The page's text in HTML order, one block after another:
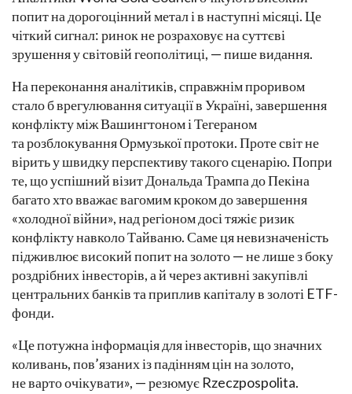
попит на дорогоцінний метал і в наступні місяці. Це
чіткий сигнал: ринок не розраховує на суттєві
зрушення у світовій геополітиці, — пише видання.
На переконання аналітиків, справжнім проривом
стало б врегулювання ситуації в Україні, завершення
конфлікту між Вашингтоном і Тегераном
та розблокування Ормузької протоки. Проте світ не
вірить у швидку перспективу такого сценарію. Попри
те, що успішний візит Дональда Трампа до Пекіна
багато хто вважає вагомим кроком до завершення
«холодної війни», над регіоном досі тяжіє ризик
конфлікту навколо Тайваню. Саме ця невизначеність
підживлює високий попит на золото — не лише з боку
роздрібних інвесторів, а й через активні закупівлі
центральних банків та приплив капіталу в золоті ETF-
фонди.
«Це потужна інформація для інвесторів, що значних
коливань, пов’язаних із падінням цін на золото,
не варто очікувати», — резюмує Rzeczpospolita.